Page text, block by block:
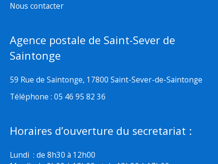
Nous contacter
Agence postale de Saint-Sever de
Saintonge
59 Rue de Saintonge, 17800 Saint-Sever-de-Saintonge
Téléphone : 05 46 95 82 36
Horaires d’ouverture du secretariat :
Lundi : de 8h30 à 12h00